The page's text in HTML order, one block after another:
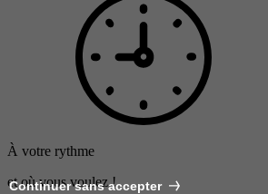
À votre rythme
et où vous voulez !
Continuer sans accepter